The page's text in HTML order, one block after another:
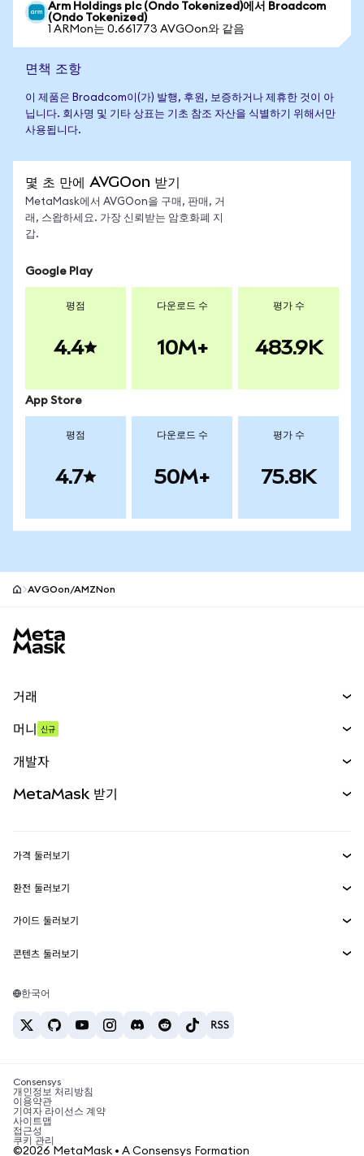
Arm Holdings plc (Ondo Tokenized)에서 Broadcom
(Ondo Tokenized)
1 ARMon는 0.661773 AVGOon와 같음
면책 조항
이 제품은 Broadcom이(가) 발행, 후원, 보증하거나 제휴한 것이 아
닙니다. 회사명 및 기타 상표는 기초 참조 자산을 식별하기 위해서만
사용됩니다.
몇 초 만에 AVGOon 받기
MetaMask에서 AVGOon을 구매, 판매, 거
래, 스왑하세요. 가장 신뢰받는 암호화폐 지
갑.
Google Play
평점
4.4
다운로드 수
10M+
평가 수
483.9K
App Store
평점
4.7
다운로드 수
50M+
평가 수
75.8K
AVGOon/AMZNon
거래
무기한 선물
실물자산
머니 신규
개발자
MetaMask Connect
Snaps
웹3 서비스
MetaMask 받기
보안
고객 지원
채용
가격 둘러보기
이더리움 가격
솔라나 가격
테더 가격
환전 둘러보기
ETH를 USD로 환전
USDT를 INR로 환전
BTC를 INR로 환전
ETH를 USDT로 환전
가이드 둘러보기
ETH 매수
USDT 매수
SHIB 매수
BNB 매수
콘텐츠 둘러보기
솔라나 지갑
암호화폐 세금 뉴스
암호화폐 매수 방법
비트코인 매도 방법
한국어
Consensys
개인정보 처리방침
이용약관
기여자 라이선스 계약
사이트맵
접근성
쿠키 관리
©2026 MetaMask • A Consensys Formation